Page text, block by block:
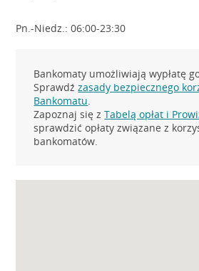
Pn.-Niedz.: 06:00-23:30
Bankomaty umożliwiają wypłatę
Sprawdźzasady bezpiecznego
Bankomatu.
Zapoznaj się zTabelą opłat i
sprawdzić opłaty związane z
bankomatów.